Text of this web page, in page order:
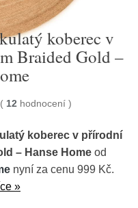
koberec v
Braided Gold –
( 12 hodnocení )
koberec v přírodní
– Hanse Home od
nyní za cenu 999 Kč.
»